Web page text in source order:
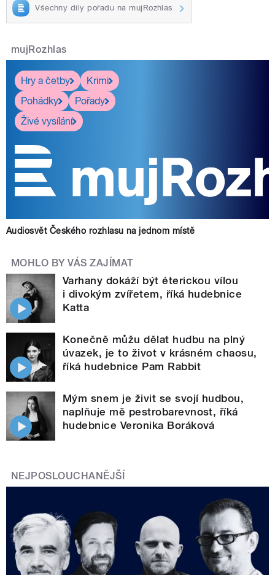
Všechny díly pořadu na mujRozhlas
mujRozhlas
Hry a četby
Krimi
Pohádky
Pořady
Živé vysílání
Audiosvět Českého rozhlasu na jednom místě
MOHLO BY VÁS ZAJÍMAT
Varhany dokáží být éterickou vílou
i divokým zvířetem, říká hudebnice
Katta
Konečně můžu dělat hudbu na plný
úvazek, je to život v krásném chaosu,
říká hudebnice Pam Rabbit
Mým snem je živit se svojí hudbou,
naplňuje mě pestrobarevnost, říká
hudebnice Veronika Boráková
NEJPOSLOUCHANĚJŠÍ